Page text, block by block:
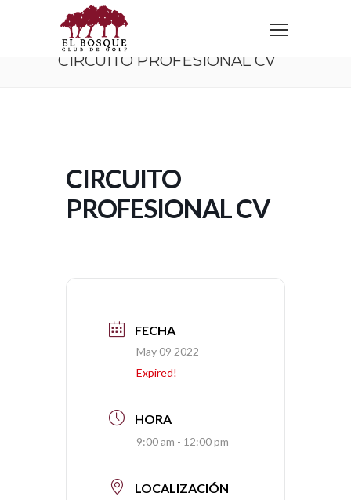
Home Circuito Profesional CV
CIRCUITO PROFESIONAL CV
CIRCUITO
PROFESIONAL CV
FECHA
May 09 2022
Expired!
HORA
9:00 am - 12:00 pm
LOCALIZACIÓN